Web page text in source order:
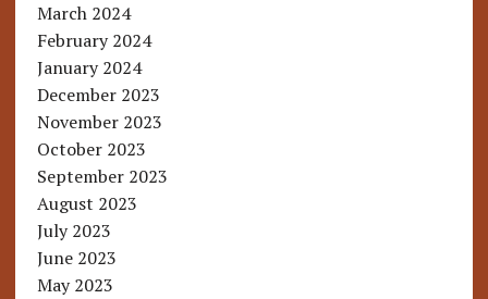
March 2024
February 2024
January 2024
December 2023
November 2023
October 2023
September 2023
August 2023
July 2023
June 2023
May 2023